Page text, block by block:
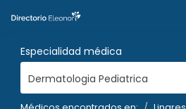
Especialidad médica
Dermatologia Pediatrica